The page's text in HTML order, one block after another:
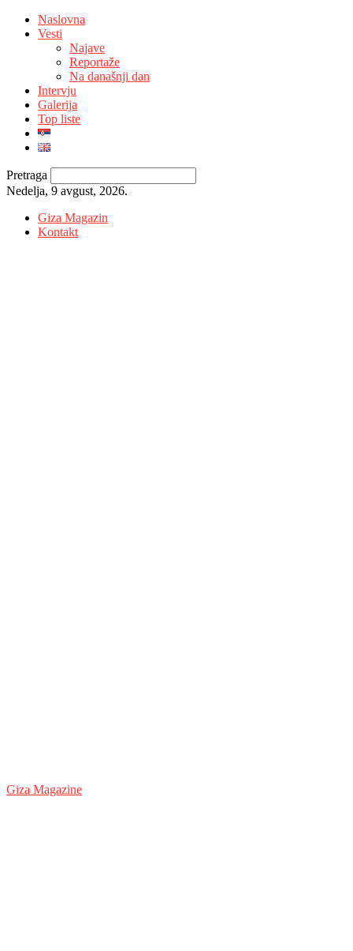
Naslovna
Vesti
Najave
Reportaže
Na današnji dan
Intervju
Galerija
Top liste
Pretraga
Nedelja, 9 avgust, 2026.
Giza Magazin
Kontakt
Giza Magazine